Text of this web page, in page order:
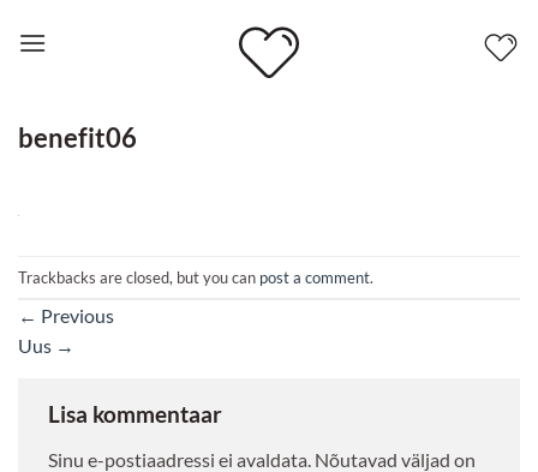
benefit06
Trackbacks are closed, but you can post a comment.
← Previous
Uus →
Lisa kommentaar
Sinu e-postiaadressi ei avaldata. Nõutavad väljad on